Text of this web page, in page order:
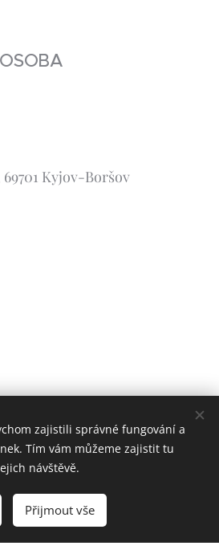
69701 Kyjov-Boršov
zajistili správné fungování a
Tím vám můžeme zajistit tu
návštěvě.
Přijmout vše